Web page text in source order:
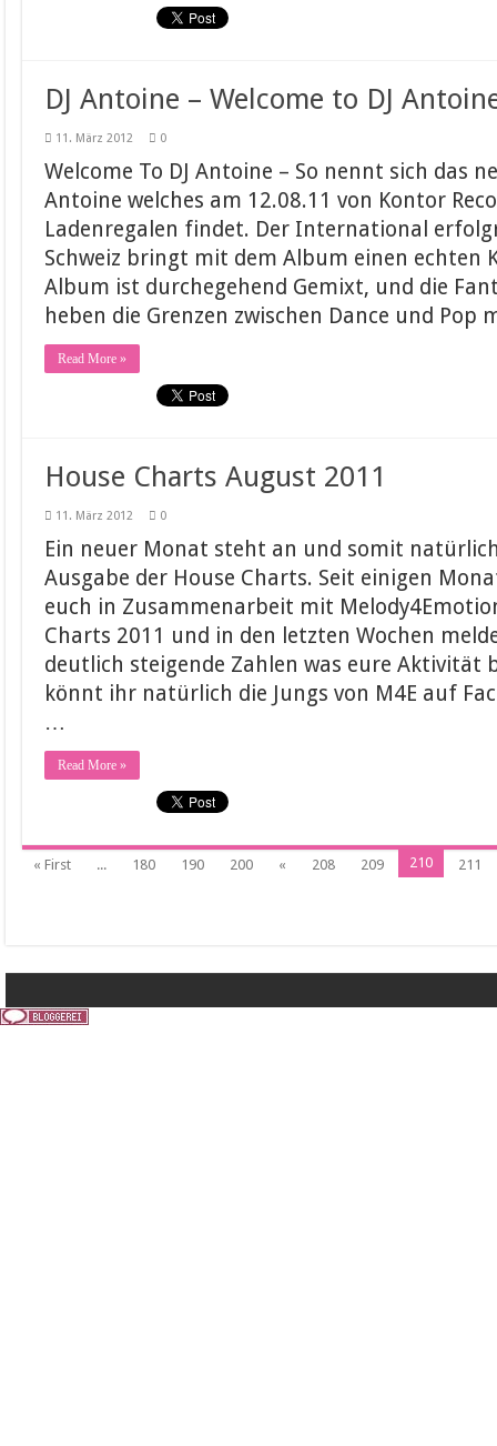
DJ Antoine – Welcome to DJ
11. März 2012 0
Welcome To DJ Antoine – So nennt sich das
Antoine welches am 12.08.11 von Kontor
Ladenregalen findet. Der International
Schweiz bringt mit dem Album einen echten
Album ist durchegehend Gemixt, und die
heben die Grenzen zwischen Dance und
Read More »
House Charts August 2011
11. März 2012 0
Ein neuer Monat steht an und somit
Ausgabe der House Charts. Seit einigen
euch in Zusammenarbeit mit
Charts 2011 und in den letzten Wochen
deutlich steigende Zahlen was eure Aktivität
könnt ihr natürlich die Jungs von M4E auf
…
Read More »
« First ... 180 190 200 « 208 209 210 211